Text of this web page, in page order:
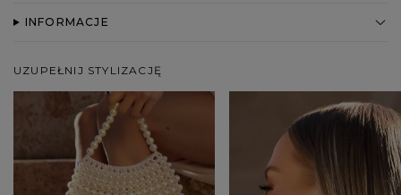
INFORMACJE
UZUPEŁNIJ STYLIZACJĘ